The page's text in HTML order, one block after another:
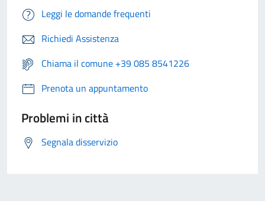
Leggi le domande frequenti
Richiedi Assistenza
Chiama il comune +39 085 8541226
Prenota un appuntamento
Problemi in città
Segnala disservizio